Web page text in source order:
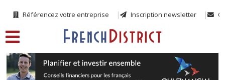
Référencez votre entreprise Inscription newsletter